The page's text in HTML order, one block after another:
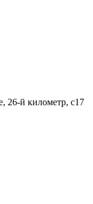
26-й километр, с17